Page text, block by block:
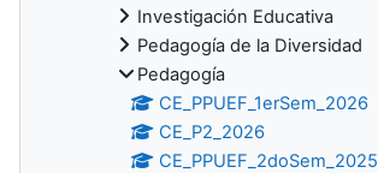
Investigación Educativa
Pedagogía de la Diversidad
Pedagogía
CE_PPUEF_1erSem_2026
CE_P2_2026
CE_PPUEF_2doSem_2025